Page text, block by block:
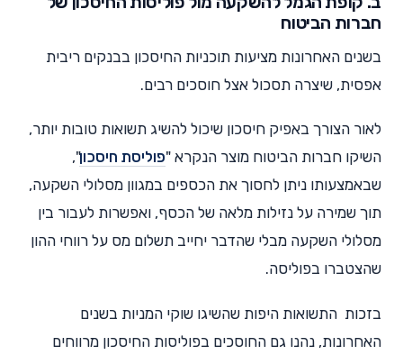
חברות הביטוח
בשנים האחרונות מציעות תוכניות החיסכון בבנקים ריבית
אפסית, שיצרה תסכול אצל חוסכים רבים.
לאור הצורך באפיק חיסכון שיכול להשיג תשואות טובות יותר,
השיקו חברות הביטוח מוצר הנקרא "פוליסת חיסכון",
שבאמצעותו ניתן לחסוך את הכספים במגוון מסלולי השקעה,
תוך שמירה על נזילות מלאה של הכסף, ואפשרות לעבור בין
מסלולי השקעה מבלי שהדבר יחייב תשלום מס על רווחי ההון
שהצטברו בפוליסה.
בזכות התשואות היפות שהשיגו שוקי המניות בשנים
האחרונות, נהנו גם החוסכים בפוליסות החיסכון מרווחים